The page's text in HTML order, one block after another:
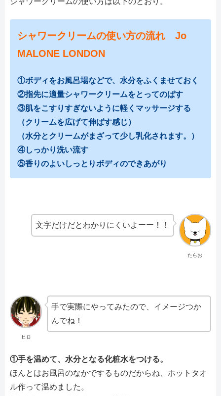
シャワークリームの使い方の流れ Jo
MALONE LONDON
①ボディをお風呂場などで、水分をふくませておく
②指先に適量シャワークリームをとってのばす
③肌をこすりすぎないように軽くマッサージする
（クリームを広げて伸ばす感じ）
（水分とクリームがまざって少し乳化されます。）
④しっかり洗い流す
⑤香りのよいしっとりボディのできあがり
たらお
文字だけだとわかりにくいよーー！！
ヒロ
手で実際にやってみたので、イメージつか
んでね！
①手を温めて、水分となる化粧水をつける。
ほんとはお風呂のなかでするものだからね、ホットタオ
ル作って温めました。